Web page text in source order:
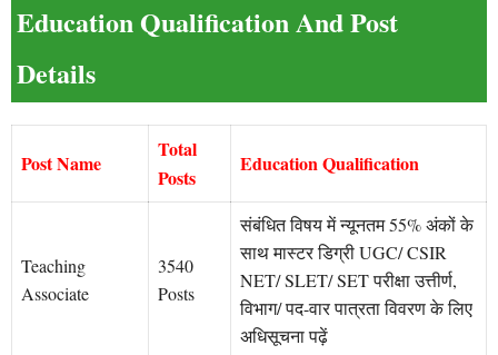
Education Qualification And Post
Details
Post Name
Total
Posts
Education Qualification
Teaching
Associate
3540
Posts
संबंधित विषय में न्यूनतम 55% अंकों के
साथ मास्टर डिग्री UGC/ CSIR
NET/ SLET/ SET परीक्षा उत्तीर्ण,
विभाग/ पद-वार पात्रता विवरण के लिए
अधिसूचना पढ़ें